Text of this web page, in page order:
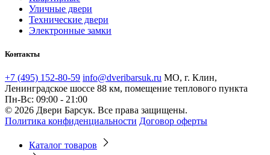
Уличные двери
Технические двери
Электронные замки
Контакты
+7 (495) 152-80-59 info@dveribarsuk.ru МО, г. Клин,
Ленинградское шоссе 88 км, помещение теплового пункта
Пн-Вс: 09:00 - 21:00
© 2026 Двери Барсук. Все права защищены.
Политика конфиденциальности Договор оферты
Каталог товаров